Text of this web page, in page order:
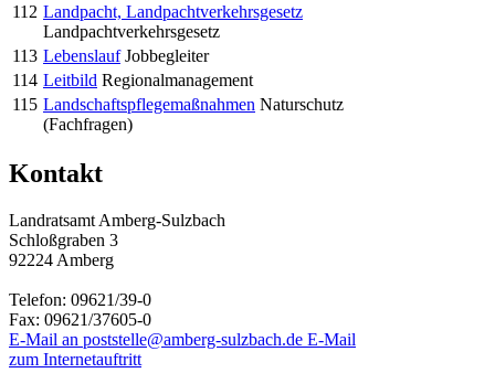
112 Landpacht, Landpachtverkehrsgesetz
Landpachtverkehrsgesetz
113 Lebenslauf Jobbegleiter
114 Leitbild Regionalmanagement
115 Landschaftspflegemaßnahmen Naturschutz
(Fachfragen)
Kontakt
Landratsamt Amberg-Sulzbach
Schloßgraben 3
92224 Amberg
Telefon: 09621/39-0
Fax: 09621/37605-0
E-Mail an poststelle@amberg-sulzbach.de E-Mail
zum Internetauftritt